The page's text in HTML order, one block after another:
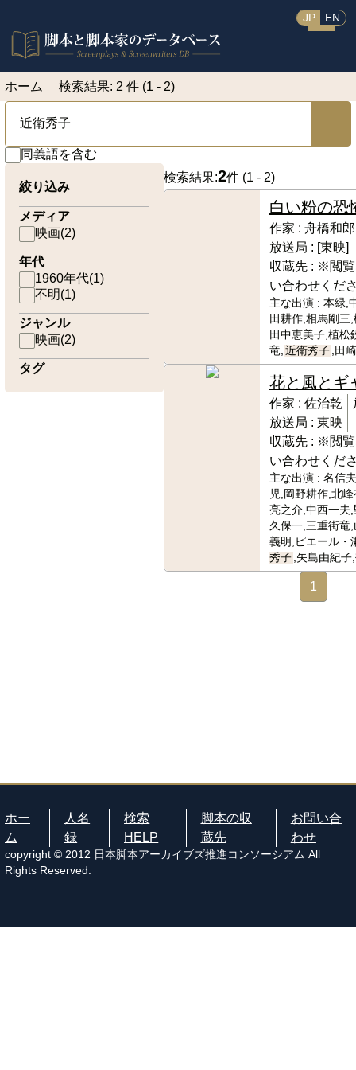
JP EN
ホーム 検索結果: 2 件 (1 - 2)
同義語を含む
絞り込み
メディア
映画(2)
年代
1960年代(1)
不明(1)
ジャンル
映画(2)
タグ
検索結果:2件 (1 - 2)
白い粉の恐
作家 : 舟橋和郎
放送局 : [東映]
収蔵先 : ※閲覧
い合わせくだ
主な出演 : 本緑,
田耕作,相馬剛三
田中恵美子,植松
竜, 近衛秀子 ,田
花と風とギ
作家 : 佐治乾
放送局 : 東映
収蔵先 : ※閲覧
い合わせくだ
主な出演 : 名信
児,岡野耕作,北
亮之介,中西一夫
久保一,三重街竜
義明,ピエール・
秀子 ,矢島由紀
1
ホー
ム
人名
録
検索
HELP
脚本の収
蔵先
お問い合
わせ
copyright © 2012 日本脚本アーカイブズ推進コンソーシアム All
Rights Reserved.